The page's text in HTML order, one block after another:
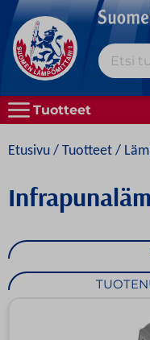
content
Etsi:
Tuotteet
Etusivu / Tuotteet /